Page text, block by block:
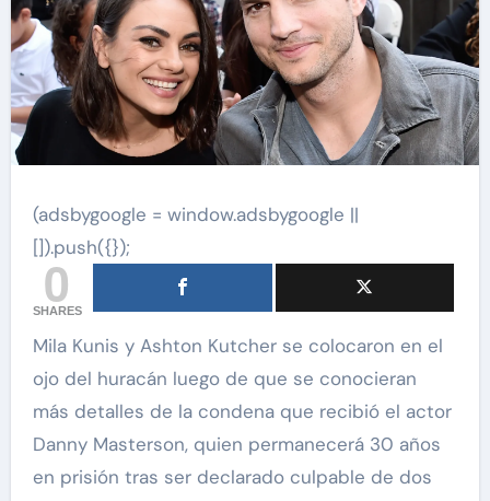
(adsbygoogle = window.adsbygoogle ||
[]).push({});
0
SHARES
Mila Kunis y Ashton Kutcher se colocaron en el
ojo del huracán luego de que se conocieran
más detalles de la condena que recibió el actor
Danny Masterson, quien permanecerá 30 años
en prisión tras ser declarado culpable de dos